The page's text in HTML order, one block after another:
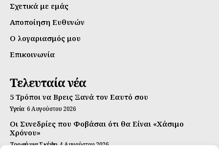
Σχετικά με εμάς
Αποποίηση Ευθυνών
Ο λογαριασμός μου
Επικοινωνία
Τελευταία νέα
5 Τρόποι να Βρεις Ξανά τον Εαυτό σου
Υγεία 6 Αυγούστου 2026
Οι Συνεδρίες που Φοβάσαι ότι θα Είναι «Χάσιμο
Χρόνου»
Τροφή για Σκέψη 4 Αυγούστου 2026